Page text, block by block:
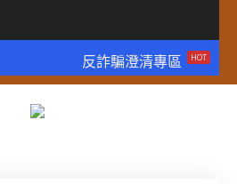
反詐騙澄清專區
HOT